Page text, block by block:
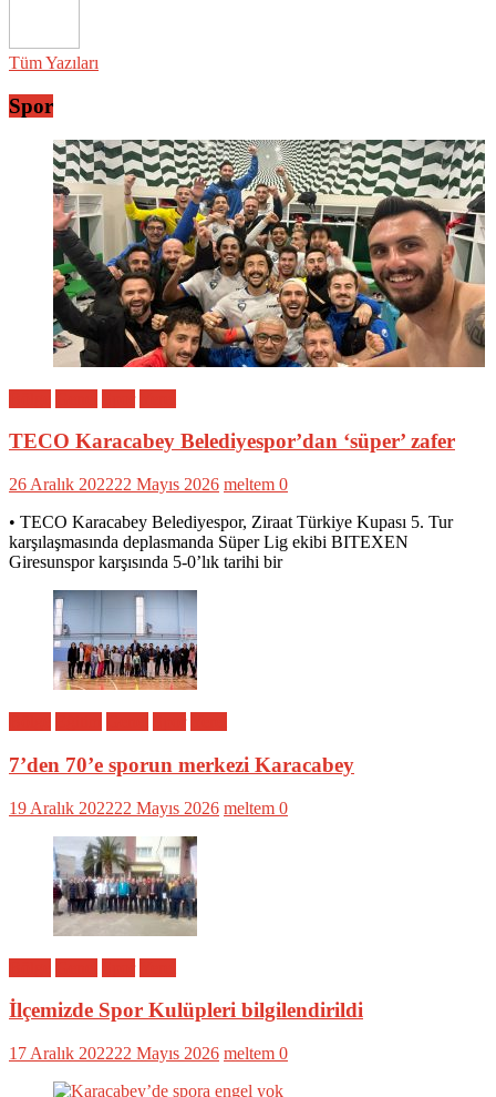
Tüm Yazıları
Spor
TECO Karacabey Belediyespor’dan ‘süper’ zafer
26 Aralık 202222 Mayıs 2026 meltem 0
• TECO Karacabey Belediyespor, Ziraat Türkiye Kupası 5. Tur
karşılaşmasında deplasmanda Süper Lig ekibi BITEXEN
Giresunspor karşısında 5-0’lık tarihi bir
7’den 70’e sporun merkezi Karacabey
19 Aralık 202222 Mayıs 2026 meltem 0
İlçemizde Spor Kulüpleri bilgilendirildi
17 Aralık 202222 Mayıs 2026 meltem 0